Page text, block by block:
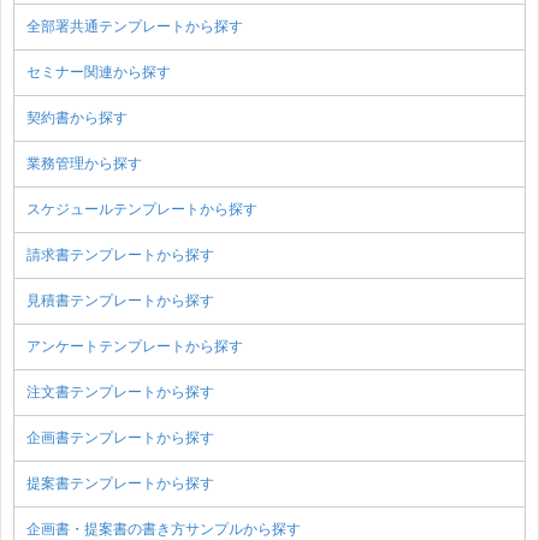
全部署共通テンプレートから探す
セミナー関連から探す
契約書から探す
業務管理から探す
スケジュールテンプレートから探す
請求書テンプレートから探す
見積書テンプレートから探す
アンケートテンプレートから探す
注文書テンプレートから探す
企画書テンプレートから探す
提案書テンプレートから探す
企画書・提案書の書き方サンプルから探す